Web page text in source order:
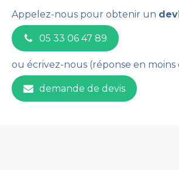
Appelez-nous pour obtenir un
05 33 06 47 89
ou écrivez-nous (réponse en moins
demande de devis